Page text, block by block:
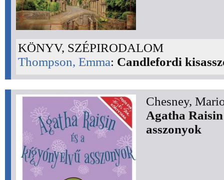
KÖNYV, SZÉPIRODALOM
Thompson, Emma: Candlefordi
Chesney,
Agatha
asszonyok